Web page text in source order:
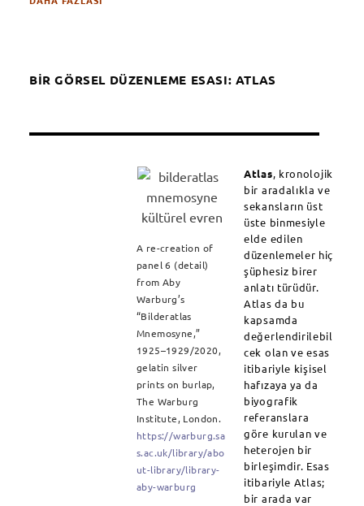
BİR GÖRSEL DÜZENLEME ESASI: ATLAS
A re-creation of
panel 6 (detail)
from Aby
Warburg’s
“Bilderatlas
Mnemosyne,”
1925–1929/2020,
gelatin silver
prints on burlap,
The Warburg
Institute, London.
https://warburg.sa
s.ac.uk/library/abo
ut-library/library-
aby-warburg
Atlas, kronolojik
bir aradalıkla ve
sekansların üst
üste binmesiyle
elde edilen
düzenlemeler hiç
şüphesiz birer
anlatı türüdür.
Atlas da bu
kapsamda
değerlendirilebil
cek olan ve esas
itibariyle kişisel
hafızaya ya da
biyografik
referanslara
göre kurulan ve
heterojen bir
birleşimdir. Esas
itibariyle Atlas;
bir arada var